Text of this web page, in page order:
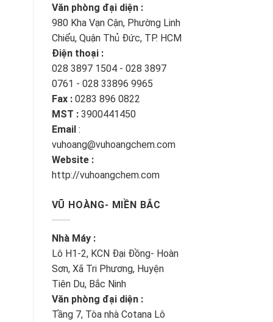
Văn phòng đại diện :
980 Kha Vạn Cận, Phường Linh
Chiểu, Quận Thủ Đức, TP. HCM
Điện thoại :
028 3897 1504 - 028 3897
0761 - 028 33896 9965
Fax : 0283 896 0822
MST : 3900441450
Email :
vuhoang@vuhoangchem.com
Website :
http://vuhoangchem.com
VŨ HOÀNG- MIỀN BẮC
Nhà Máy :
Lô H1-2, KCN Đại Đồng- Hoàn
Sơn, Xã Tri Phương, Huyện
Tiên Du, Bắc Ninh
Văn phòng đại diện :
Tầng 7, Tòa nhà Cotana Lô